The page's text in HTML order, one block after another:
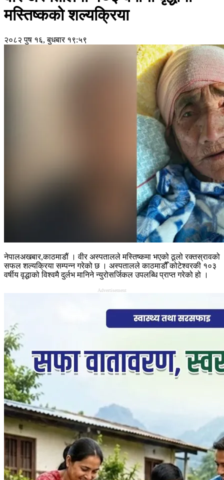
मस्तिष्कको शल्यक्रिया
२०८२ पुष १६, बुधबार १९:५९
नेपालअखबार,काठमाडौं । वीर अस्पतालले मस्तिष्कमा भएको ठूलो रक्तस्रावको
सफल शल्यक्रिया सम्पन्न गरेको छ । अस्पतालले काठमाडौँ कोटेश्वरकी १०३
वर्षीय वृद्धाको विश्वमै दुर्लभ मानिने न्युरोसर्जिकल उपलब्धि प्राप्त गरेको हो ।
Advertisement